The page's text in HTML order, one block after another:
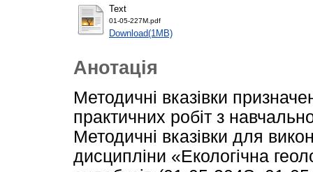
Text
01-05-227М.pdf
Download(1MB)
Анотація
Методичні вказівки
практичних робіт з
Методичні вказівки для
дисципліни «Екологічна